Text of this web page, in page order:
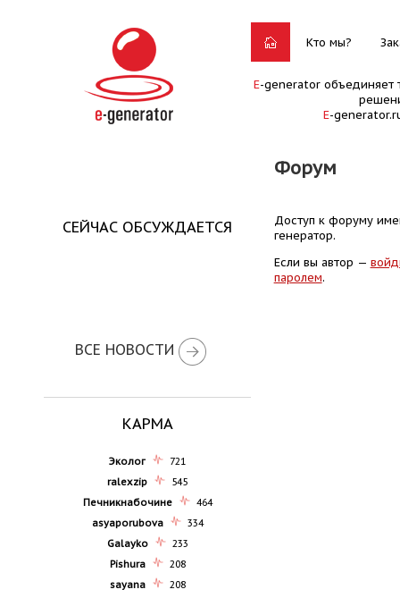
Кто мы?
E-generator объединяет
E-
Форум
СЕЙЧАС ОБСУЖДАЕТСЯ
ВСЕ НОВОСТИ
КАРМА
Эколог
721
ralexzip
545
Печникнабочине
464
asyaporubova
334
Galayko
233
Pishura
208
sayana
208
Доступ к форуму
генератор.
Если вы автор —
паролем.